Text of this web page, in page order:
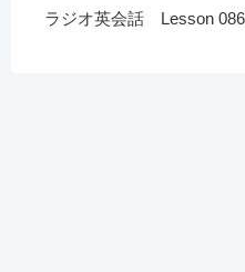
ラジオ英会話 Lesson